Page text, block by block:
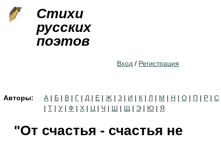
Стихи
русских
поэтов
Вход / Регистрация
Авторы: А | Б | В | Г | Д | Е | Ж | З | И | К | Л | М | Н | О | П | Р | С
| Т | У | Ф | Х | Ц | Ч | Ш | Щ | Э | Ю | Я
"От счастья - счастья не